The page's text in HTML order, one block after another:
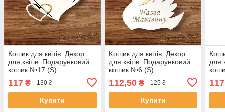
Кошик для квітів. Декор
для квітів. Подарунковий
кошик №17 (S)
117 ₴ 130 ₴
Купити
Кошик для квітів. Декор
для квітів. Подарунковий
кошик №6 (S)
112,50₴ 125 ₴
Купити
для
117